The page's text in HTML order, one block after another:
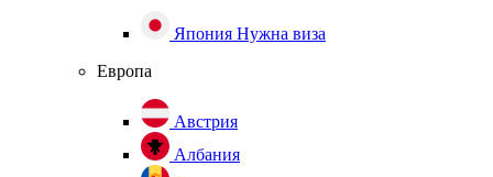
Япония Нужна виза
Европа
Австрия
Албания